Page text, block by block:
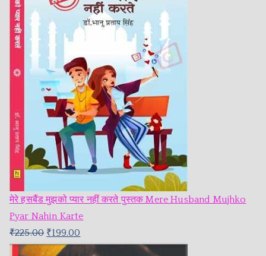
मेरे हसबैंड मुझको प्यार नहीं करते पुस्तक Mere Husband Mujhko
Pyar Nahin Karte
₹225.00 ₹199.00